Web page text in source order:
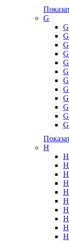
G
H